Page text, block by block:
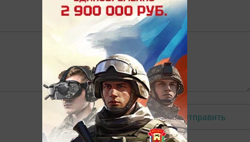
Авторизоваться Отправить